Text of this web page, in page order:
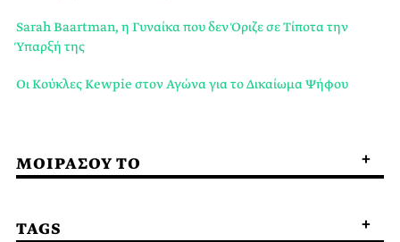
Sarah Baartman, η Γυναίκα που δεν Όριζε σε Τίποτα την
Ύπαρξή της
Οι Κούκλες Kewpie στον Αγώνα για το Δικαίωμα Ψήφου
ΜΟΙΡΑΣΟΥ ΤΟ
TAGS